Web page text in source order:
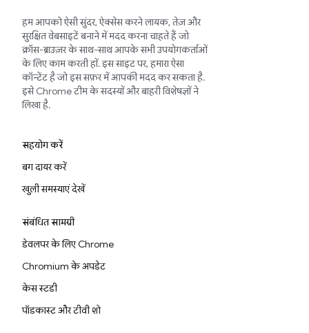
हम आपको ऐसी सुंदर, ऐक्सेस करने लायक, तेज़ और
सुरक्षित वेबसाइटें बनाने में मदद करना चाहते हैं जो
क्रॉस-ब्राउज़र के साथ-साथ आपके सभी उपयोगकर्ताओं
के लिए काम करती हों. इस साइट पर, हमारा ऐसा
कॉन्टेंट है जो इस सफ़र में आपकी मदद कर सकता है.
इसे Chrome टीम के सदस्यों और बाहरी विशेषज्ञों ने
लिखा है.
सहयोग करें
बग दायर करें
खुली समस्याएं देखें
संबंधित सामग्री
डेवलपर के लिए Chrome
Chromium के अपडेट
केस स्टडी
पॉडकास्ट और टीवी शो